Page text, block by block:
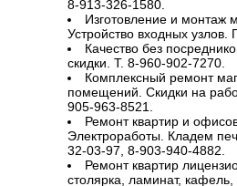
8-913-326-1580.
Изготовление и монтаж
Устройство входных
Качество без
скидки. Т. 8-960-902-7270.
Комплексный ремонт
помещений. Скидки на
905-963-8521.
Ремонт квартир и
Электроработы. Кладем
32-03-97, 8-903-940-4882.
Ремонт квартир
столярка, ламинат,